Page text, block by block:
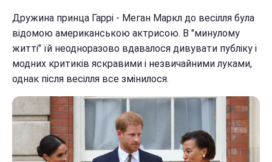
Дружина принца Гаррі - Меган Маркл до весілля була
відомою американською актрисою. В "минулому
житті" їй неодноразово вдавалося дивувати публіку і
модних критиків яскравими і незвичайними луками,
однак після весілля все змінилося.